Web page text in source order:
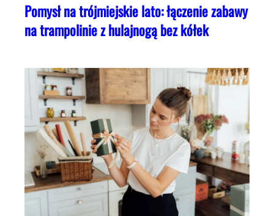
Pomysł na trójmiejskie lato: łączenie zabawy
na trampolinie z hulajnogą bez kółek